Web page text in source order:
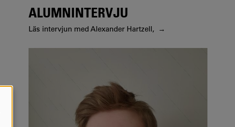
ALUMNINTERVJU
Läs intervjun med Alexander Hartzell,